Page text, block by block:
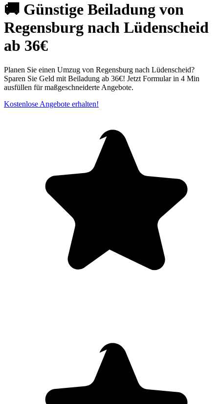
🚚 Günstige Beiladung von
Regensburg nach Lüdenscheid
ab 36€
Planen Sie einen Umzug von Regensburg nach Lüdenscheid?
Sparen Sie Geld mit Beiladung ab 36€! Jetzt Formular in 4 Min
ausfüllen für maßgeschneiderte Angebote.
Kostenlose Angebote erhalten!